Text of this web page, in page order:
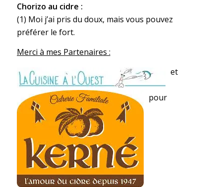
Chorizo au cidre :
(1) Moi j’ai pris du doux, mais vous pouvez
préférer le fort.
Merci à mes Partenaires :
et
pour